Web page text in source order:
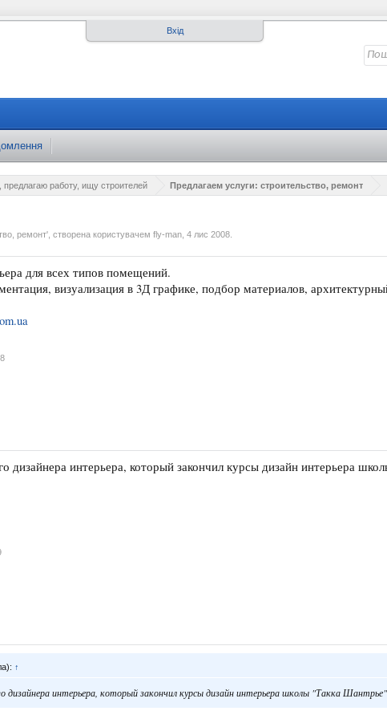
Вхід
работу, ищу строителей Предлагаем услуги: строительство, ремонт
ремонт', створена користувачем fly-man 4 лис 2008
для всех типов помещений.
визуализация в 3Д графике, подбор материалов,
дизайнера интерьера, который закончил курсы дизайн интерьера
↑
дизайнера интерьера, который закончил курсы дизайн интерьера школы "Такка Шантрье"